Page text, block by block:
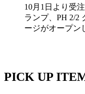
10月1日より受
ランプ、PH 2/2
ージがオープン
PICK UP